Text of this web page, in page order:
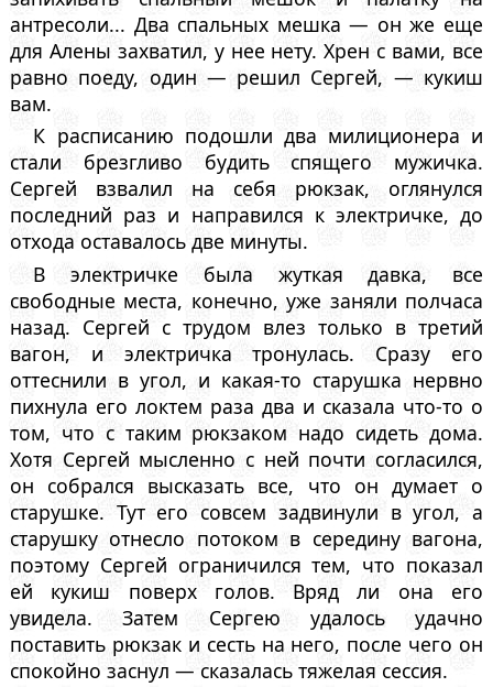
антресоли... Два спальных мешка — он же еще
для Алены захватил, у нее нету. Хрен с вами, все
равно поеду, один — решил Сергей, — кукиш
вам.
К расписанию подошли два милиционера и
стали брезгливо будить спящего мужичка.
Сергей взвалил на себя рюкзак, оглянулся
последний раз и направился к электричке, до
отхода оставалось две минуты.
В электричке была жуткая давка, все
свободные места, конечно, уже заняли полчаса
назад. Сергей с трудом влез только в третий
вагон, и электричка тронулась. Сразу его
оттеснили в угол, и какая-то старушка нервно
пихнула его локтем раза два и сказала что-то о
том, что с таким рюкзаком надо сидеть дома.
Хотя Сергей мысленно с ней почти согласился,
он собрался высказать все, что он думает о
старушке. Тут его совсем задвинули в угол, а
старушку отнесло потоком в середину вагона,
поэтому Сергей ограничился тем, что показал
ей кукиш поверх голов. Вряд ли она его
увидела. Затем Сергею удалось удачно
поставить рюкзак и сесть на него, после чего он
спокойно заснул — сказалась тяжелая сессия.